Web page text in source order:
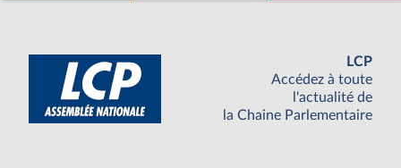
LCP
Accédez à toute
l'actualité de
la Chaine Parlementaire